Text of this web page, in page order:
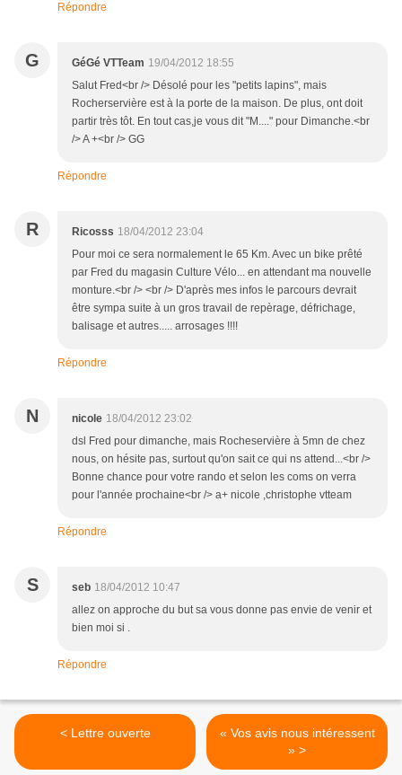
Répondre
G GéGé VTTeam 19/04/2012 18:55
Salut Fred<br /> Désolé pour les "petits lapins", mais
Rocherservière est à la porte de la maison. De plus, ont doit
partir très tôt. En tout cas,je vous dit "M...." pour Dimanche.<br
/> A +<br /> GG
Répondre
R Ricosss 18/04/2012 23:04
Pour moi ce sera normalement le 65 Km. Avec un bike prêté
par Fred du magasin Culture Vélo... en attendant ma nouvelle
monture.<br /> <br /> D'après mes infos le parcours devrait
être sympa suite à un gros travail de repèrage, défrichage,
balisage et autres..... arrosages !!!!
Répondre
N nicole 18/04/2012 23:02
dsl Fred pour dimanche, mais Rocheservière à 5mn de chez
nous, on hésite pas, surtout qu'on sait ce qui ns attend...<br />
Bonne chance pour votre rando et selon les coms on verra
pour l'année prochaine<br /> a+ nicole ,christophe vtteam
Répondre
S seb 18/04/2012 10:47
allez on approche du but sa vous donne pas envie de venir et
bien moi si .
Répondre
< Lettre ouverte
« Vos avis nous intéressent
» >